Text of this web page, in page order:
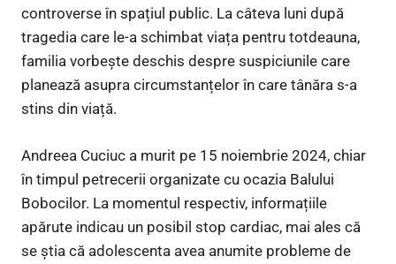
controverse în spațiul public. La câteva luni după
tragedia care le-a schimbat viața pentru totdeauna,
familia vorbește deschis despre suspiciunile care
planează asupra circumstanțelor în care tânăra s-a
stins din viață.
Andreea Cuciuc a murit pe 15 noiembrie 2024, chiar
în timpul petrecerii organizate cu ocazia Balului
Bobocilor. La momentul respectiv, informațiile
apărute indicau un posibil stop cardiac, mai ales că
se știa că adolescenta avea anumite probleme de